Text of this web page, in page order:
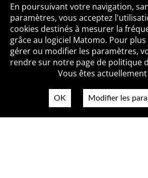
Toutes les
Qui sommes-nous ? Mentions
Politique de confidentialité
En poursuivant votre navigation,
paramètres, vous acceptez
cookies destinés à mesurer la
grâce au logiciel Matomo. Pour
gérer ou modifier les paramètres,
rendre sur notre page de politique
Vous êtes
OK Modifier les